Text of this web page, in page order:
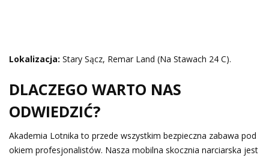
Lokalizacja: Stary Sącz, Remar Land (Na Stawach 24 C).
DLACZEGO WARTO NAS
ODWIEDZIĆ?
Akademia Lotnika to przede wszystkim bezpieczna zabawa pod
okiem profesjonalistów. Nasza mobilna skocznia narciarska jest